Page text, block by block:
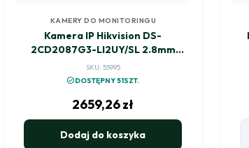
KAMERY DO MONITORINGU
Kamera IP Hikvision DS-
2CD2087G3-LI2UY/SL 2.8mm
BLACK PL
SKU: 55995
check_circleDOSTĘPNY 51SZT.
2659,26zł
Dodaj do koszyka